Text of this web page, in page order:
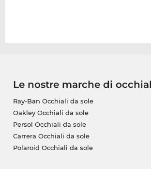
Le nostre marche di
Ray-Ban Occhiali da sole
Oakley Occhiali da sole
Persol Occhiali da sole
Carrera Occhiali da sole
Polaroid Occhiali da sole